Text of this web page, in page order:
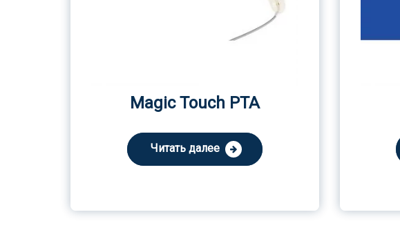
Magic Touch PTA
Читать далее